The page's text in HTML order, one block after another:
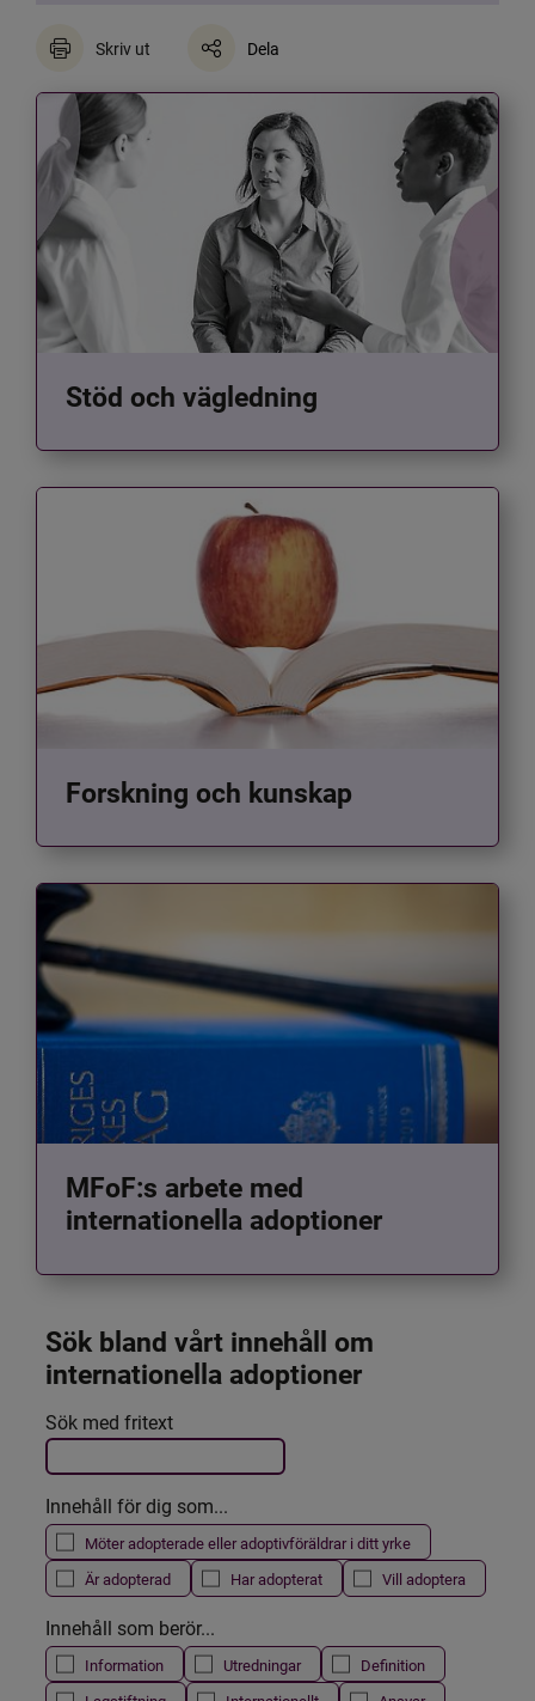
Skriv ut Dela
Stöd och vägledning
Forskning och kunskap
MFoF:s arbete med
internationella adoptioner
Sök bland vårt innehåll om
internationella adoptioner
Filtrera resultatet
Det här formuläret postas automatiskt
Sök med fritext
Innehåll för dig som...
Möter adopterade eller adoptivföräldrar i ditt yrke
Är adopterad
Har adopterat Vill adoptera
Innehåll som berör...
Information Utredningar
Definition